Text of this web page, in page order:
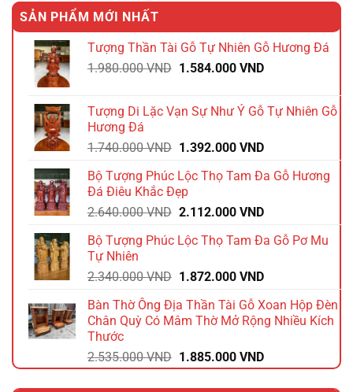
SẢN PHẨM MỚI NHẤT
Tượng Thần Tài Gỗ Tự Nhiên Gỗ Hương Đá
1.980.000VND Giá
1.980.000 VND.
1.584.000 VNDGiá
là:
Tượng Di Lặc Vạn Sự Như Ý Gỗ Tự Nhiên Gỗ
Hương Đá
1.740.000VND Giá
là:
1.740.000 VND.
1.392.000 VNDGiá
tại
1.392.000 VND.
Bộ Tượng Phúc Lộc Thọ Tam Đa Gỗ Hương
Đá Điêu Khắc Đẹp
2.640.000VND Giá
là:
2.112.000 VNDGiá
tại
2.112.000 VND.
Bộ Tượng Phúc Lộc Thọ Tam Đa Gỗ Pơ Mu
Tự Nhiên
2.340.000VND Giá
là:
2.340.000 VND.
1.872.000 VNDGiá
tại
là:
Bàn Thờ Ông Địa Thần Tài Gỗ Xoan Hộp Đèn
Chân Quỳ Có Mâm Thờ Mở Rộng Nhiều Kích
Thước
2.535.000VND Giá
gốc
1.885.000 VNDGiá
hiện